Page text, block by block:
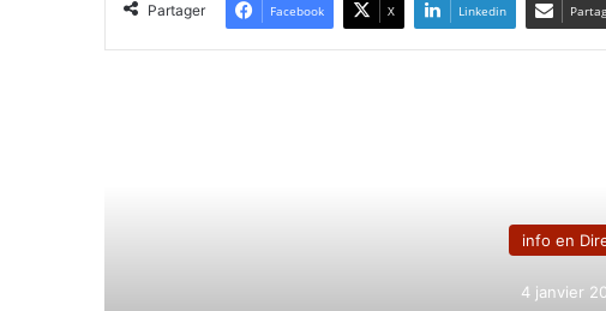
Partager Facebook X Linkedin
info en
4 janvier